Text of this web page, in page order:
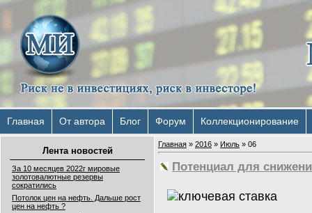
Главная От автора Блог Форум Коллекционирование
Лента новостей
За 10 месяцев 2022г мировые
золотовалютные резервы
сократились
Потолок цен на нефть. Дальше рост
цен на нефть ?
Главная » 2016 » Июль » 06
Потенциал для